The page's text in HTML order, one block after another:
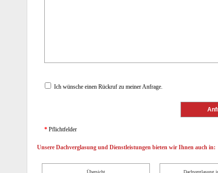
Ich wünsche einen Rückruf zu meiner Anfrage.
* Pflichtfelder
Unsere Dachverglasung und Dienstleistungen bieten wir Ihnen auch in:
Übersicht Dachverglasung